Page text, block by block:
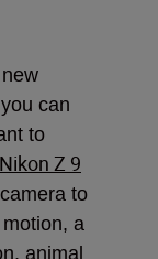
can
to
Nikon Z 9
to
a
animal